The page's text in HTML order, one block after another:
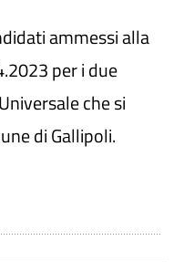
ammessi alla
per i due
che si
di Gallipoli.